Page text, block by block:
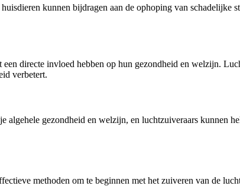
kunnen bijdragen aan de ophoping van schadelijke
directe invloed hebben op hun gezondheid en welzijn.
verbetert.
gezondheid en welzijn, en luchtzuiveraars kunnen
methoden om te beginnen met het zuiveren van de